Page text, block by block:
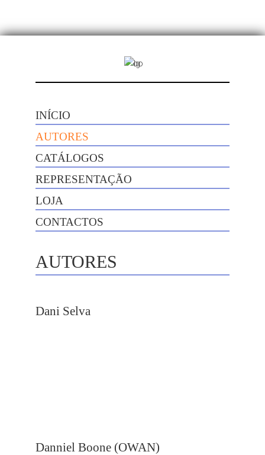
INÍCIO
AUTORES
CATÁLOGOS
REPRESENTAÇÃO
LOJA
CONTACTOS
AUTORES
Dani Selva
Danniel Boone (OWAN)